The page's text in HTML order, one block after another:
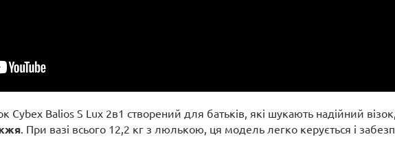
Cybex Balios S Lux 2в1 створений для батьків, які шукають надійний
. При вазі всього 12,2 кг з люлькою, ця модель легко керується і